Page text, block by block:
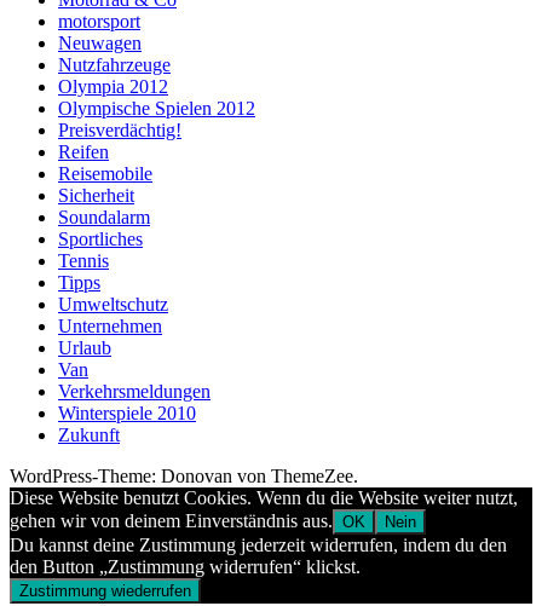
motorsport
Neuwagen
Nutzfahrzeuge
Olympia 2012
Olympische Spielen 2012
Preisverdächtig!
Reifen
Reisemobile
Sicherheit
Soundalarm
Sportliches
Tennis
Tipps
Umweltschutz
Unternehmen
Urlaub
Van
Verkehrsmeldungen
Winterspiele 2010
Zukunft
WordPress-Theme: Donovan von ThemeZee.
Diese Website benutzt Cookies. Wenn du die Website weiter nutzt,
gehen wir von deinem Einverständnis aus. OK Nein
Du kannst deine Zustimmung jederzeit widerrufen, indem du den
den Button „Zustimmung widerrufen“ klickst.
Zustimmung wiederrufen